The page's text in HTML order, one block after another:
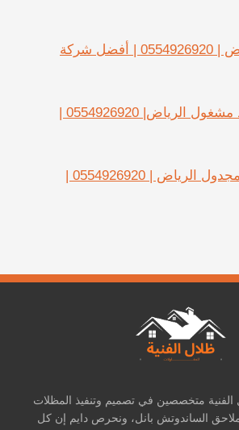
تركيب سواتر الرياض | 0554926920 | أفضل شركة
تركيب سواتر حديد مشغول الرياض| 0554926920 |
تركيب ساتر حديد مجدول الرياض | 0554926920 |
متخصصين في تصميم وتنفيذ المظلات
الساندوتش بانل، ونحرص دايم إن كل